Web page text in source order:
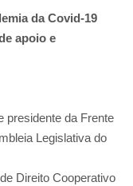
da Covid-19
apoio e
presidente da Frente
Legislativa do
Direito Cooperativo